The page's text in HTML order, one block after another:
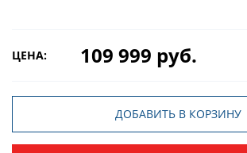
ЦЕНА: 109 999 руб.
ДОБАВИТЬ В КОРЗИНУ